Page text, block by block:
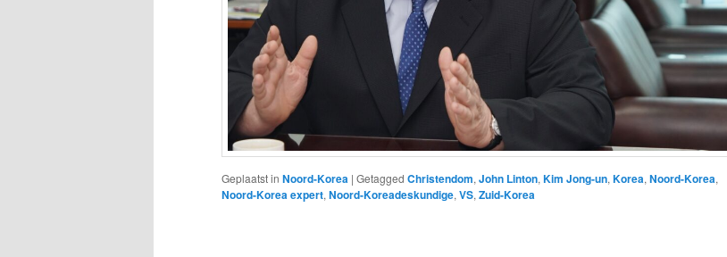
Geplaatst in Noord-Korea | Getagged Christendom, John Linton, Kim Jong-un, Korea, Noord-Korea,
Noord-Korea expert, Noord-Koreadeskundige, VS, Zuid-Korea